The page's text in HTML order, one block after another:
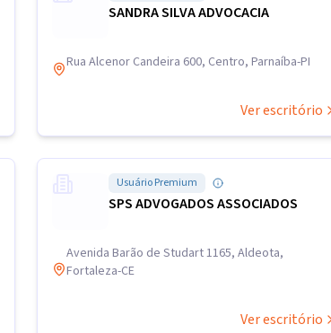
SANDRA SILVA ADVOCACIA
Rua Alcenor Candeira 600, Centro, Parnaíba-PI
Ver escritório
Usuário Premium
SPS ADVOGADOS ASSOCIADOS
Avenida Barão de Studart 1165, Aldeota,
Fortaleza-CE
Ver escritório